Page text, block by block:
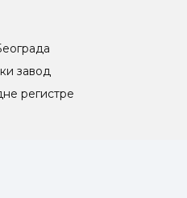
завод
регистре